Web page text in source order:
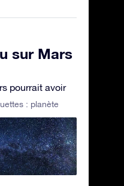
sur Mars
: planète
pourrait avoir